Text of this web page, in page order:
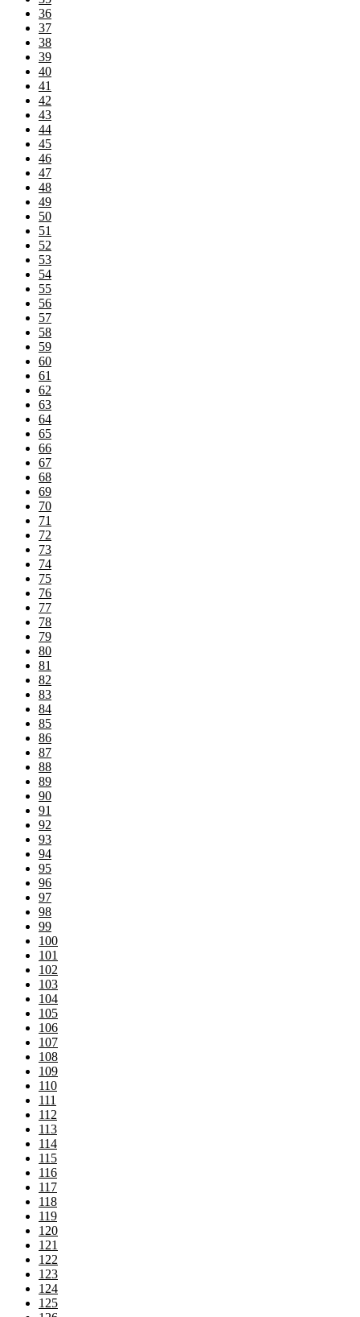
36
37
38
39
40
41
42
43
44
45
46
47
48
49
50
51
52
53
54
55
56
57
58
59
60
61
62
63
64
65
66
67
68
69
70
71
72
73
74
75
76
77
78
79
80
81
82
83
84
85
86
87
88
89
90
91
92
93
94
95
96
97
98
99
100
101
102
103
104
105
106
107
108
109
110
111
112
113
114
115
116
117
118
119
120
121
122
123
124
125